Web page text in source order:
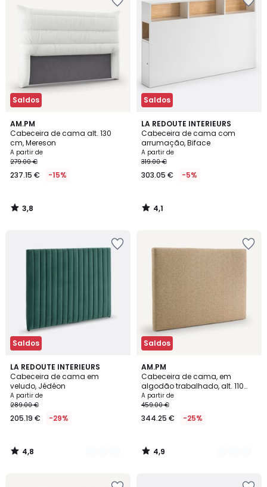
Saldos
AM.PM
Cabeceira de cama alt. 130
cm, Mereson
A partir de
279.00 €
237.15 € -15%
3,8
/ 5
3,8
/
Saldos
LA REDOUTE INTERIEURS
Cabeceira de cama com
arrumação, Biface
A partir de
319.00 €
303.05 € -5%
4,1
/ 5
4,1
/
Saldos
LA REDOUTE INTERIEURS
Cabeceira de cama em
veludo, Jédéon
A partir de
289.00 €
205.19 € -29%
4,8
/ 5
2
Cores
4,8
/
Saldos
AM.PM
Cabeceira de cama, em
algodão trabalhado, alt. 110
cm, Johnson
A partir de
459.00 €
344.25 € -25%
4,9
/ 5
2
Cores
4,9
/